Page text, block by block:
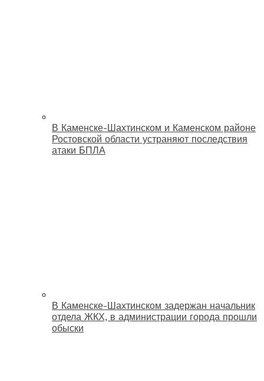
В Каменске-Шахтинском и Каменском районе
Ростовской области устраняют последствия
атаки БПЛА
В Каменске-Шахтинском задержан начальник
отдела ЖКХ, в администрации города прошли
обыски